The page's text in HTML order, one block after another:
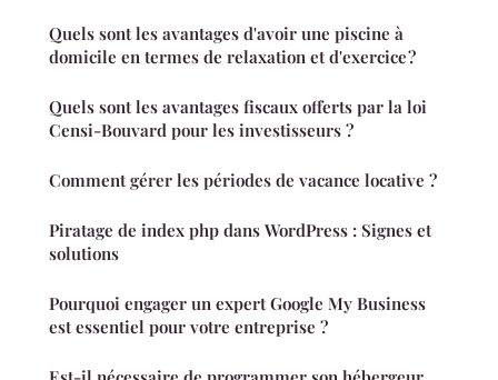
Quels sont les avantages d'avoir une piscine à
domicile en termes de relaxation et d'exercice ?
Quels sont les avantages fiscaux offerts par la loi
Censi-Bouvard pour les investisseurs ?
Comment gérer les périodes de vacance locative ?
Piratage de index php dans WordPress : Signes et
solutions
Pourquoi engager un expert Google My Business
est essentiel pour votre entreprise ?